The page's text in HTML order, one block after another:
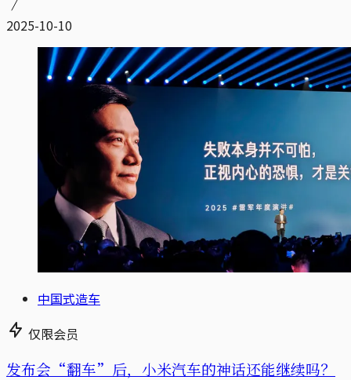
2025-10-10
中国式造车
仅限会员
发布会“翻车”后，小米汽车的神话还能继续吗？